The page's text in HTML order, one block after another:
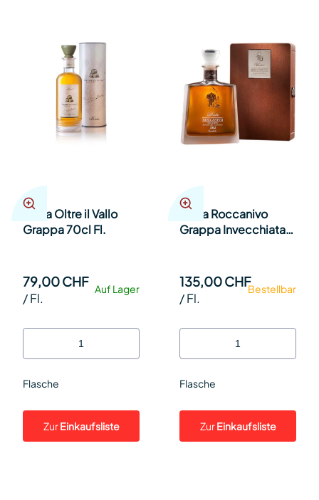
Berta Oltre il Vallo
Grappa 70cl Fl.
Auf Lager
79,00 CHF
/Fl.
Flasche
ZurEinkaufsliste
Berta Roccanivo
Grappa Invecchiata
Bestellbar
135,00 CHF
/Fl.
Flasche
ZurEinkaufsliste